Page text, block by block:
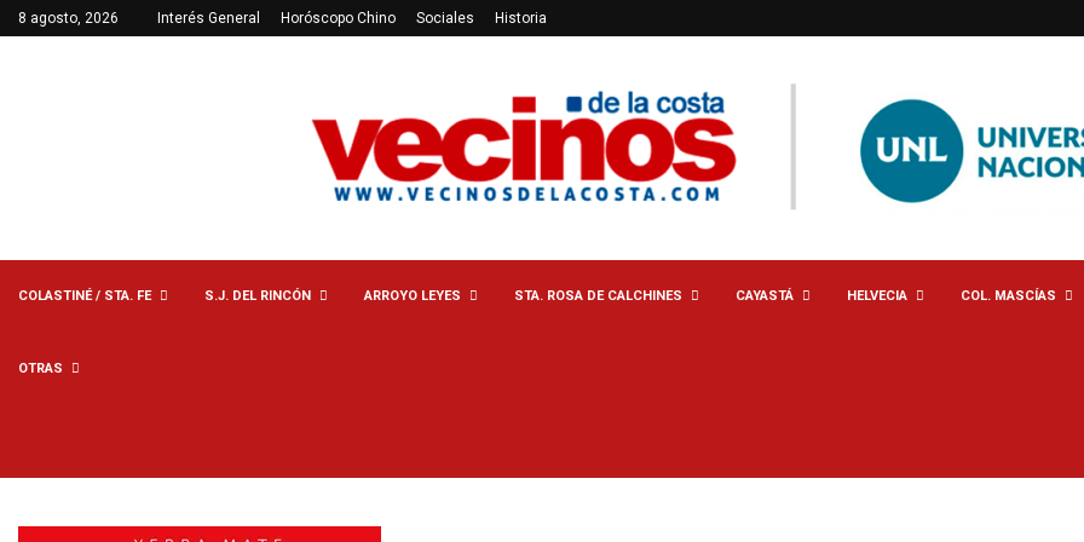
8 agosto, 2026 Interés General Horóscopo Chino Sociales Historia
COLASTINÉ / STA. FE S.J. DEL RINCÓN ARROYO LEYES STA. ROSA DE CALCHINES CAYASTÁ HELVECIA COL. MASCÍAS
OTRAS